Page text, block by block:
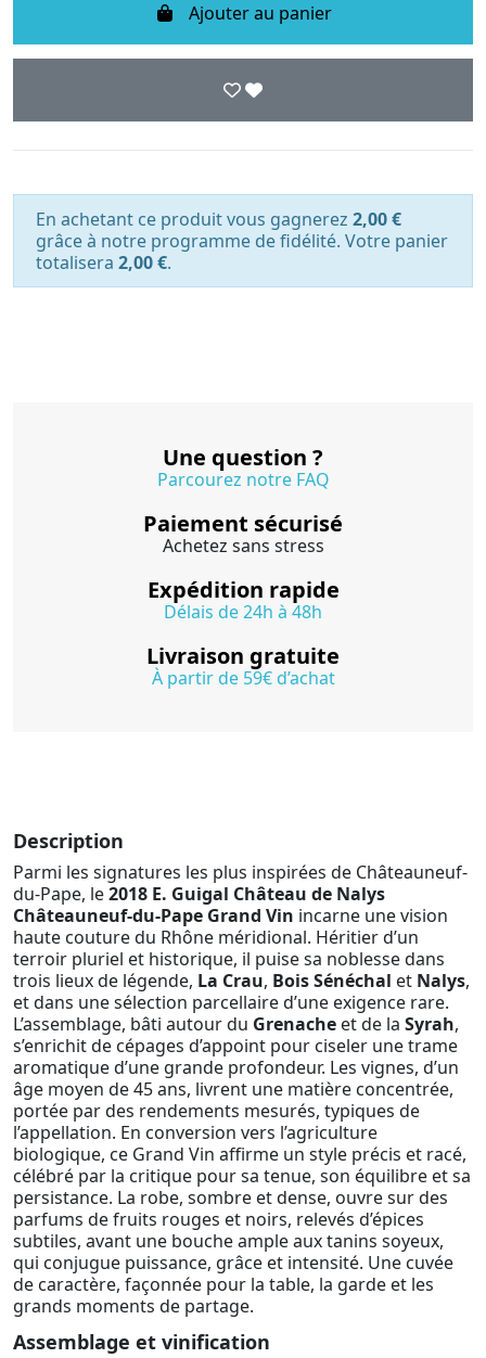
Ajouter au panier
En achetant ce produit vous gagnerez 2,00 €
grâce à notre programme de fidélité. Votre panier
totalisera 2,00 €.
Une question ?
Parcourez notre FAQ
Paiement sécurisé
Achetez sans stress
Expédition rapide
Délais de 24h à 48h
Livraison gratuite
À partir de 59€ d’achat
Description
Parmi les signatures les plus inspirées de Châteauneuf-
du-Pape, le2018 E. Guigal Château de Nalys
Châteauneuf-du-Pape Grand Vin incarne une vision
haute couture du Rhône méridional. Héritier d’un
terroir pluriel et historique, il puise sa noblesse dans
trois lieux de légende, La Crau, Bois Sénéchal et Nalys,
et dans une sélection parcellaire d’une exigence rare.
L’assemblage, bâti autour du Grenache et de la Syrah,
s’enrichit de cépages d’appoint pour ciseler une trame
aromatique d’une grande profondeur. Les vignes, d’un
âge moyen de 45 ans, livrent une matière concentrée,
portée par des rendements mesurés, typiques de
l’appellation. En conversion vers l’agriculture
biologique, ce Grand Vin affirme un style précis et racé,
célébré par la critique pour sa tenue, son équilibre et sa
persistance. La robe, sombre et dense, ouvre sur des
parfums de fruits rouges et noirs, relevés d’épices
subtiles, avant une bouche ample aux tanins soyeux,
qui conjugue puissance, grâce et intensité. Une cuvée
de caractère, façonnée pour la table, la garde et les
grands moments de partage.
Assemblage et vinification